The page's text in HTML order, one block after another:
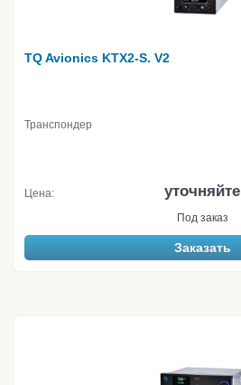
TQ Avionics KTX2-S. V2
Транспондер
Цена: уточняйте
Под заказ
Заказать